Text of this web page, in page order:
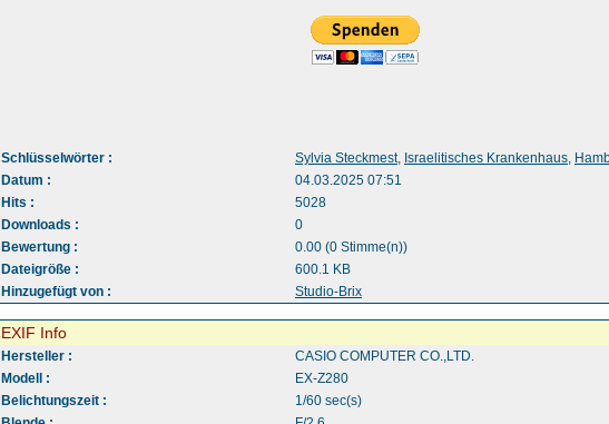
Schlüsselwörter : Sylvia Steckmest, Israelitisches Krankenhaus,
Datum :
04.03.2025 07:51
Hits :
5028
Downloads :
0
Bewertung :
0.00 (0 Stimme(n))
Dateigröße :
600.1 KB
Hinzugefügt von :
Studio-Brix
EXIF Info
Hersteller :
CASIO COMPUTER CO.,LTD.
Modell :
EX-Z280
Belichtungszeit :
1/60 sec(s)